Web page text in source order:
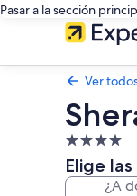
Pasar a la sección
Ver
Alojamiento
de
4.0
Elige
¿A